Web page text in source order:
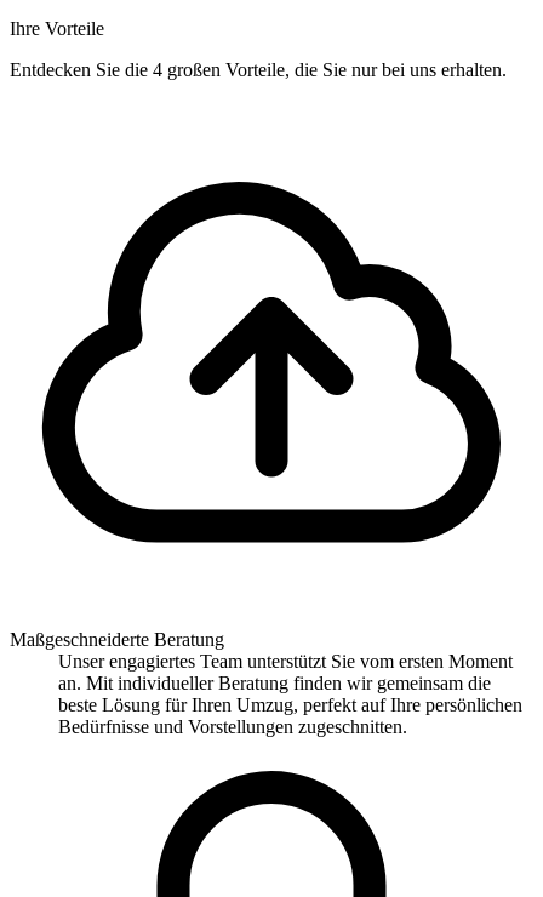
Ihre Vorteile
Entdecken Sie die 4 großen Vorteile, die Sie nur bei uns erhalten.
Maßgeschneiderte Beratung
Unser engagiertes Team unterstützt Sie vom ersten Moment
an. Mit individueller Beratung finden wir gemeinsam die
beste Lösung für Ihren Umzug, perfekt auf Ihre persönlichen
Bedürfnisse und Vorstellungen zugeschnitten.